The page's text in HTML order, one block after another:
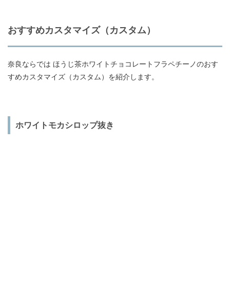
おすすめカスタマイズ（カスタム）
奈良ならでは ほうじ茶ホワイトチョコレートフラペチーノのおす
すめカスタマイズ（カスタム）を紹介します。
ホワイトモカシロップ抜き